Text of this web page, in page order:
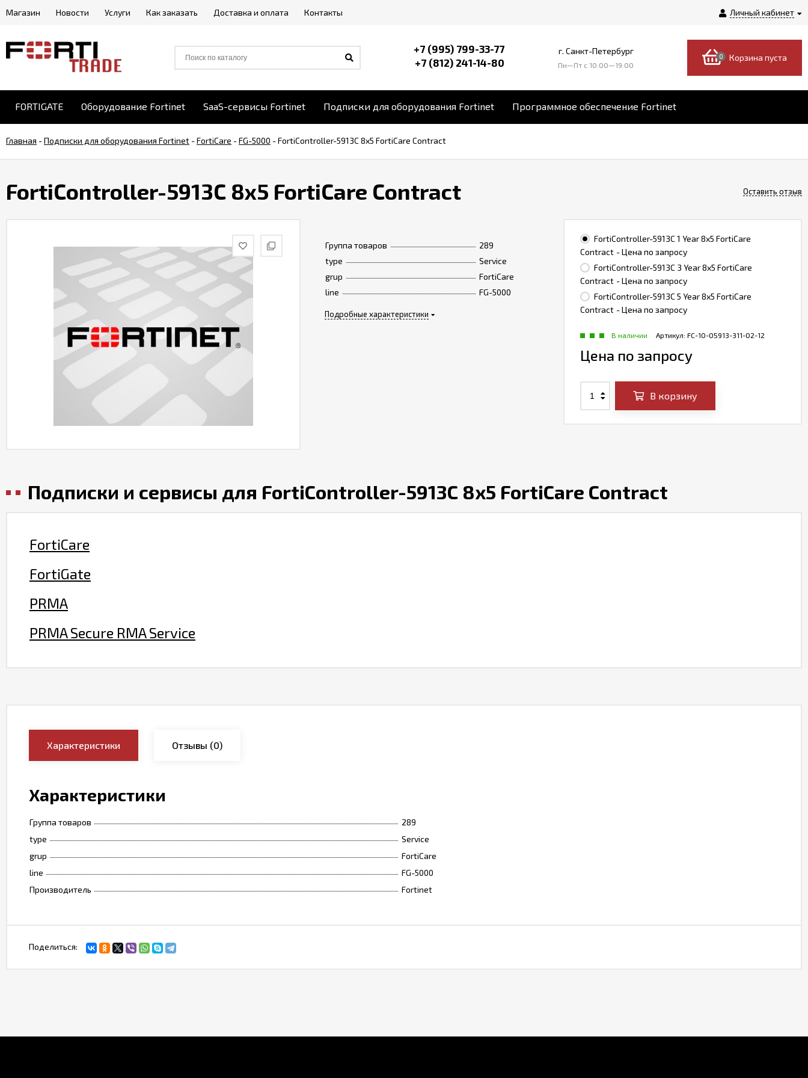
Личный кабинет
Магазин Новости Услуги Как заказать Доставка и оплата Контакты
+7 (995) 799-33-77
+7 (812) 241-14-80
г. Санкт-Петербург
Пн—Пт c 10:00—19:00
0 Корзина пуста
FORTIGATE Оборудование Fortinet SaaS-сервисы Fortinet Подписки для оборудования Fortinet Программное обеспечение Fortinet
Главная -Подписки для оборудования Fortinet -FortiCare -FG-5000 -FortiController-5913C 8x5 FortiCare Contract
FortiController-5913C 8x5 FortiCare Contract Оставить отзыв
Группа товаров
289
type
Service
grup
FortiCare
line
FG-5000
Подробные характеристики
FortiController-5913C 1 Year 8x5 FortiCare
Contract - Цена по запросу
FortiController-5913C 3 Year 8x5 FortiCare
Contract - Цена по запросу
FortiController-5913C 5 Year 8x5 FortiCare
Contract - Цена по запросу
Артикул: FC-10-05913-311-02-12
В наличии
Цена по запросу
В корзину
Подписки и сервисы для FortiController-5913C 8x5 FortiCare Contract
FortiCare
FortiGate
PRMA
PRMA Secure RMA Service
Характеристики Отзывы (0)
Характеристики
Группа товаров
289
type
Service
grup
FortiCare
line
FG-5000
Производитель
Fortinet
Поделиться: